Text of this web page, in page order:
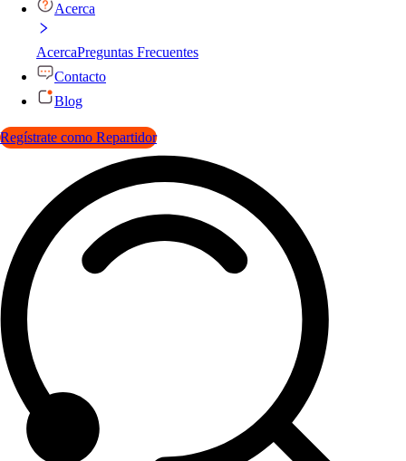
Acerca
AcercaPreguntas Frecuentes
Contacto
Blog
Regístrate como Repartidor